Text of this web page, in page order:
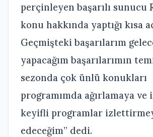
perçinleyen başarılı sunucu
konu hakkında yaptığı kısa
Geçmişteki başarılarım
yapacağım başarılarımın
sezonda çok ünlü konukları
programımda ağırlamaya
keyifli programlar
edeceğim” dedi.